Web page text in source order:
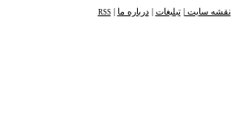
نقشه ‌سایت تبلیغات |درباره ما |
RSS